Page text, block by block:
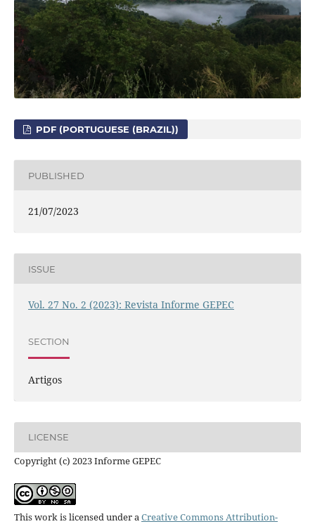
PDF (PORTUGUESE (BRAZIL))
PUBLISHED
21/07/2023
ISSUE
Vol. 27 No. 2 (2023): Revista Informe GEPEC
SECTION
Artigos
LICENSE
Copyright (c) 2023 Informe GEPEC
This work is licensed under a Creative Commons Attribution-